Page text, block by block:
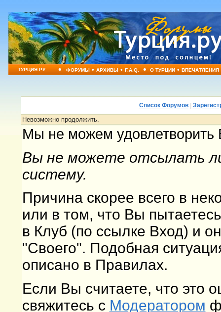
ТУРЦИЯ.РУ • ФОРУМЫ•АРХИВЫ•F.A.Q. • О ТУРЦИИ•ВПЕЧАТЛЕНИЯ
Список Форумов|
Невозможно продолжить.
Мы не можем удовлетворить
Вы не можете отсылать
систему.
Причина скорее всего в
или в том, что Вы
в Клуб (по ссылке Вход) и
"Своего". Подобная
описано в Правилах.
Если Вы считаете, что это
свяжитесь с Модератором